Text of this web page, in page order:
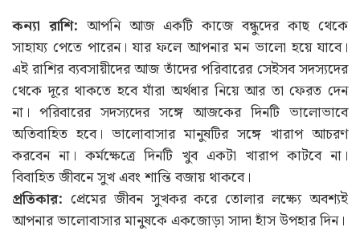
কন্যা রাশি: আপনি আজ একটি কাজে বন্ধুদের কাছ থেকে
সাহায্য পেতে পারেন। যার ফলে আপনার মন ভালো হয়ে যাবে।
এই রাশির ব্যবসায়ীদের আজ তাঁদের পরিবারের সেইসব সদস্যদের
থেকে দূরে থাকতে হবে যাঁরা অর্থধার নিয়ে আর তা ফেরত দেন
না। পরিবারের সদস্যদের সঙ্গে আজকের দিনটি ভালোভাবে
অতিবাহিত হবে। ভালোবাসার মানুষটির সঙ্গে খারাপ আচরণ
করবেন না। কর্মক্ষেত্রে দিনটি খুব একটা খারাপ কাটবে না।
বিবাহিত জীবনে সুখ এবং শান্তি বজায় থাকবে।
প্রতিকার: প্রেমের জীবন সুখকর করে তোলার লক্ষ্যে অবশ্যই
আপনার ভালোবাসার মানুষকে একজোড়া সাদা হাঁস উপহার দিন।